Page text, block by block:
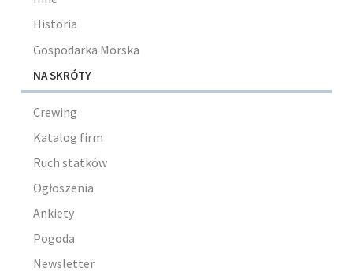
Historia
Gospodarka Morska
NA SKRÓTY
Crewing
Katalog firm
Ruch statków
Ogłoszenia
Ankiety
Pogoda
Newsletter